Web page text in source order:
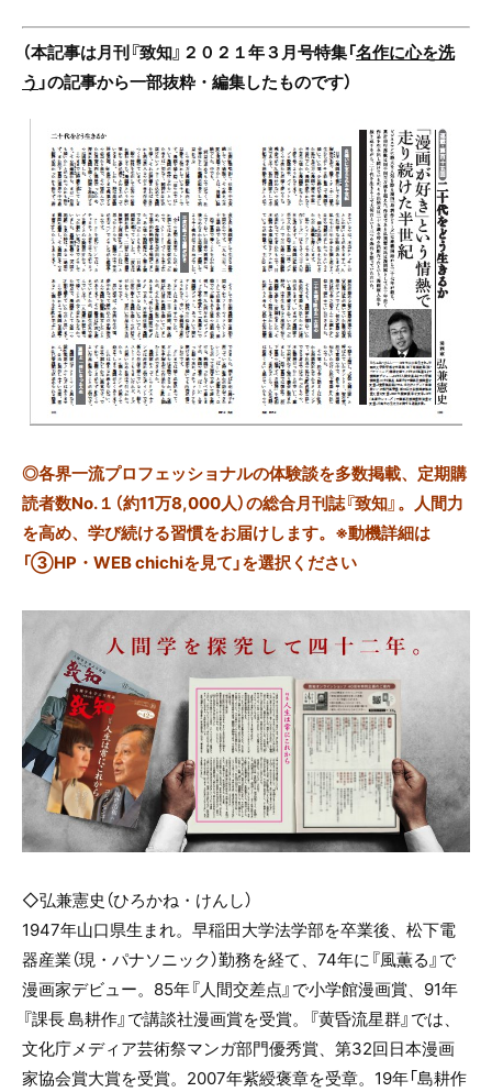
（本記事は月刊『致知』２０２１年３月号特集「名作に心を洗
う 」の記事から一部抜粋・編集したものです）
◎各界一流プロフェッショナルの体験談を多数掲載、定期購
読者数No.１（約11万8,000人）の総合月刊誌『致知』。人間力
を高め、学び続ける習慣をお届けします。※動機詳細は
「③HP・WEB chichiを見て」を選択ください
◇弘兼憲史（ひろかね・けんし）
1947年山口県生まれ。早稲田大学法学部を卒業後、松下電
器産業（現・パナソニック）勤務を経て、74年に『風薫る』で
漫画家デビュー。85年『人間交差点』で小学館漫画賞、91年
『課長 島耕作』で講談社漫画賞を受賞。『黄昏流星群』では、
文化庁メディア芸術祭マンガ部門優秀賞、第32回日本漫画
家協会賞大賞を受賞。2007年紫綬褒章を受章。19年「島耕作